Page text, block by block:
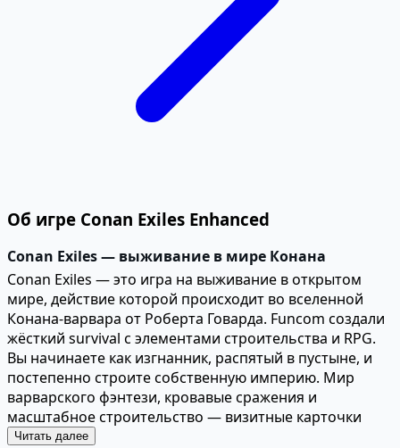
Об игре Conan Exiles Enhanced
Conan Exiles — выживание в мире Конана
Conan Exiles — это игра на выживание в открытом
мире, действие которой происходит во вселенной
Конана-варвара от Роберта Говарда. Funcom создали
жёсткий survival с элементами строительства и RPG.
Вы начинаете как изгнанник, распятый в пустыне, и
постепенно строите собственную империю. Мир
варварского фэнтези, кровавые сражения и
масштабное строительство — визитные карточки
Conan Exiles.
Читать далее